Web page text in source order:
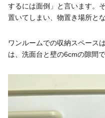
するには面倒」と言います。
置いてしまい、物置き場所と
ワンルームでの収納スペース
は、洗面台と壁の6cmの隙間で